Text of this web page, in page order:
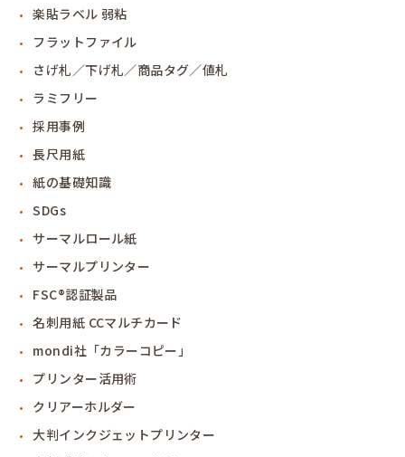
楽貼ラベル 弱粘
フラットファイル
さげ札／下げ札／商品タグ／値札
ラミフリー
採用事例
長尺用紙
紙の基礎知識
SDGs
サーマルロール紙
サーマルプリンター
FSC®認証製品
名刺用紙 CCマルチカード
mondi社「カラーコピー」
プリンター活用術
クリアーホルダー
大判インクジェットプリンター